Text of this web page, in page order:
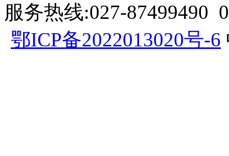
服务热线:027-87499490
鄂ICP备2022013020号-6